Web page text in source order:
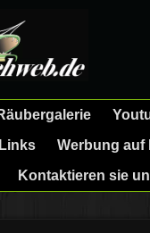
Werbung auf
Kontaktieren sie